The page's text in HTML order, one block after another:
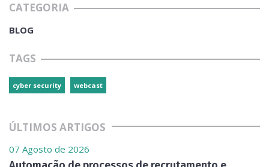
CATEGORIA
BLOG
TAGS
cyber security webcast
ÚLTIMOS ARTIGOS
07 Agosto de 2026